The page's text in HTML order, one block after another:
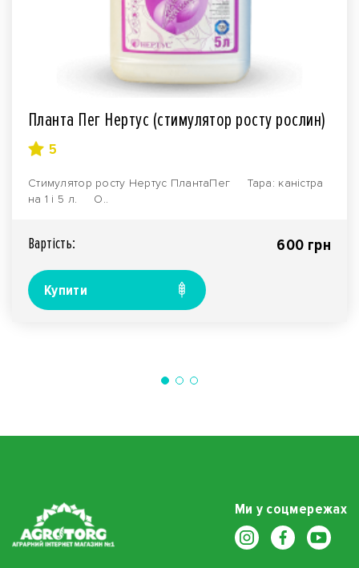
Планта Пег Нертус (стимулятор росту рослин)
5
Стимулятор росту Нертус ПлантаПег Тара: каністра
на 1 і 5 л. О..
Вартiсть: 600 грн
Купити
Ми у соцмережах